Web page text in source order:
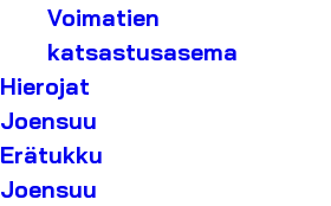
Voimatien
katsastusasema
Hierojat
Joensuu
Erätukku
Joensuu